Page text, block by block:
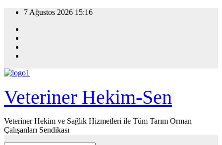
Skip
content
7 Ağustos 2026 15:16
Veteriner Hekim-Sen
Veteriner Hekim ve Sağlık Hizmetleri ile Tüm Tarım Orman
Çalışanları Sendikası